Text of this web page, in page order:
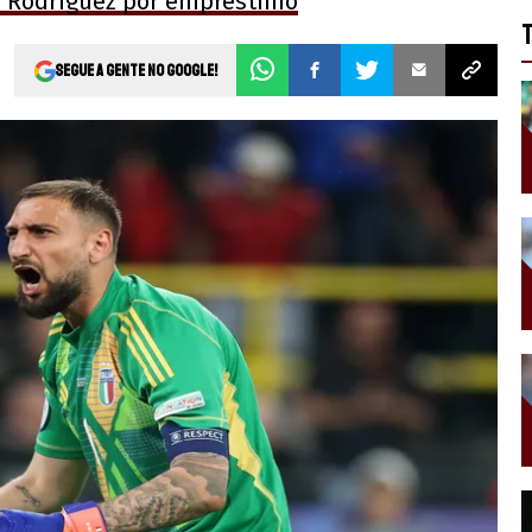
Segue a gente no Google!